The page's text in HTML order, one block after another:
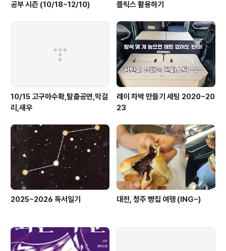
공부 시즌 (10/18~12/10)
플릭스 활용하기
10/15 고구마수확,탈춤공연,막걸
리,새우
레이 차박 만들기 세팅 2020~20
23
2025~2026 독서일기 대전, 청주 빵집 여행 (ING~)